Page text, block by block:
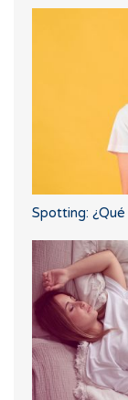
Spotting: